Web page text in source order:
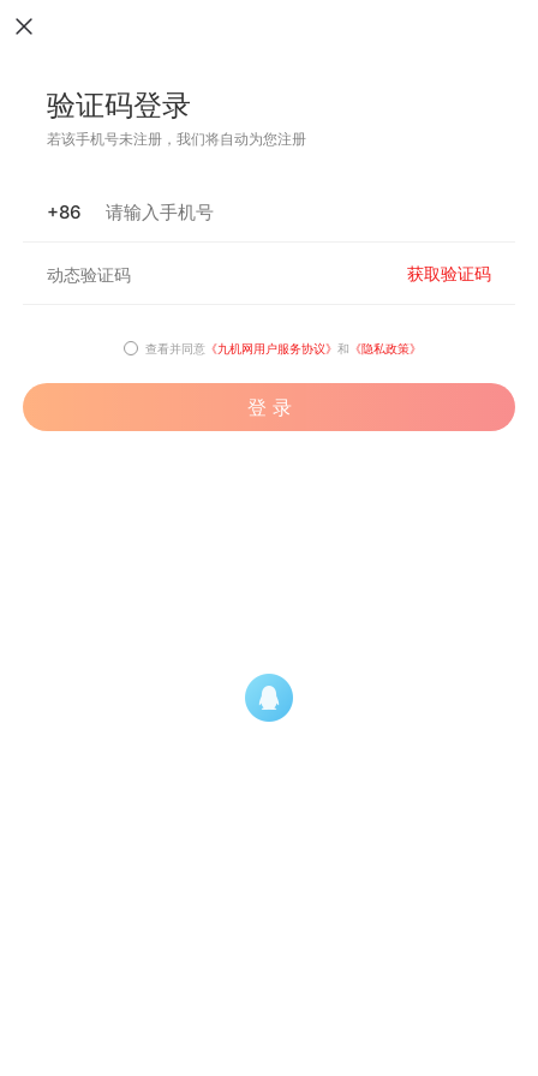
验证码登录
若该手机号未注册，我们将自动为您注册
+86
获取验证码
查看并同意 《九机网用户服务协议》 和 《隐私政策》
登 录